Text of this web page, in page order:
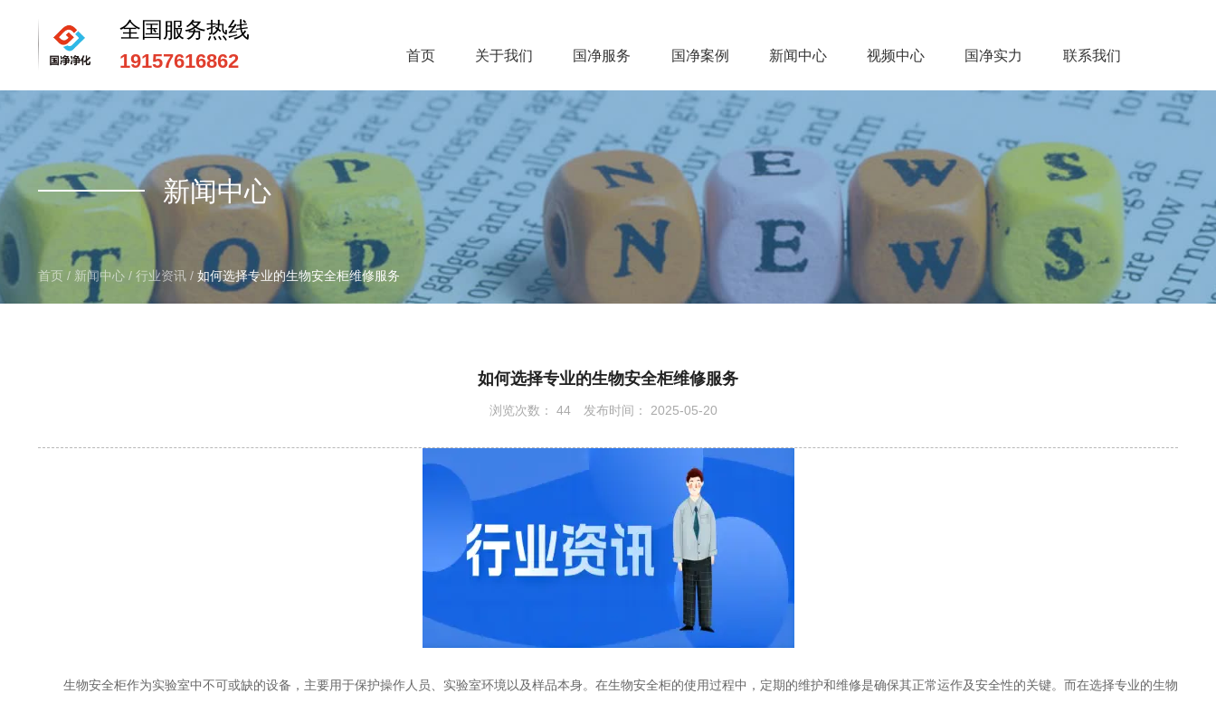
全国服务热线
19157616862 首页 关于我们 国净服务 国净案例 新闻中心 视频中心 国净实力 联系我们
全国服务热线
15669159195 首页 关于我们 国净服务 国净案例 新闻中心 视频中心 国净实力 联系我们
新闻中心
首页 / 新闻中心 / 行业资讯 / 如何选择专业的生物安全柜维修服务
如何选择专业的生物安全柜维修服务
浏览次数： 44 发布时间： 2025-05-20
生物安全柜作为实验室中不可或缺的设备，主要用于保护操作人员、实验室环境以及样品本身。在生物安全柜的使用过程中，定期的维护和维修是确保其正常运作及安全性的关键。而在选择专业的生物